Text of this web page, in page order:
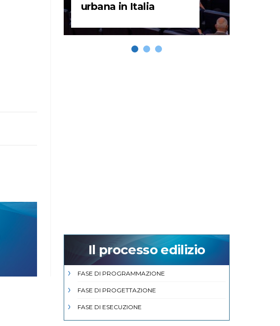
urbana in Italia
Il processo edilizio
FASE DI PROGRAMMAZIONE
FASE DI PROGETTAZIONE
FASE DI ESECUZIONE